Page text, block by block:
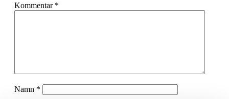
Kommentar *
Namn *